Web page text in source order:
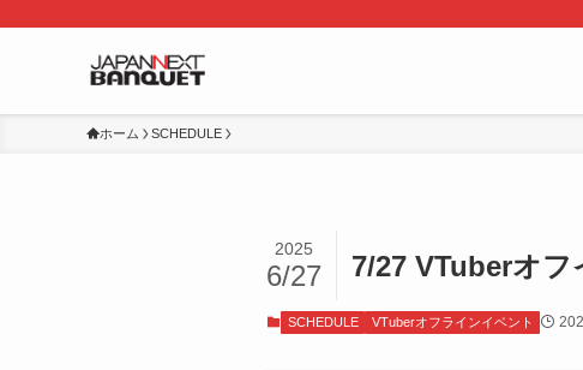
ホーム SCHEDULE
7/27 VTuberオフ
2025
6/27
SCHEDULE VTuberオフラインイベント